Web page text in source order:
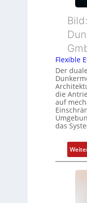
Bild:
Flexible
Der
die
auf
das